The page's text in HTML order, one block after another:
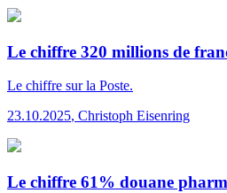
Le chiffre 320 millions de
Le chiffre sur la Poste.
23.10.2025, Christoph Eisenring
Le chiffre 61% douane